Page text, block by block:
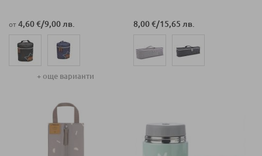
от 4,60 €/9,00 лв.
+ още варианти
8,00 €/15,65 лв.